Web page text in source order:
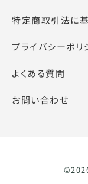
特定商取引法に
プライバシーポリ
よくある質問
お問い合わせ